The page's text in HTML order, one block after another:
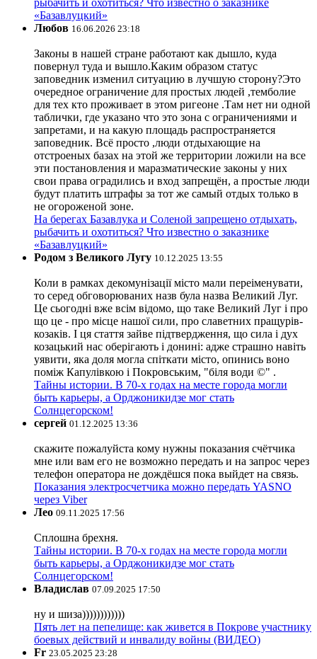
«Базавлуцкий»
Любов 16.06.2026 23:18
Законы в нашей стране работают как дышло, куда
повернул туда и вышло.Каким образом статус
заповедник изменил ситуацию в лучшую сторону?Это
очередное ограничение для простых людей ,темболие
для тех кто проживает в этом ригеоне .Там нет ни одной
таблички, где указано что это зона с ограничениями и
запретами, и на какую площадь распространяется
заповедник. Всё просто ,люди отдыхающие на
отстроеных базах на этой же территории ложили на все
эти постановления и маразматические законы у них
свои права оградились и вход запрещён, а простые люди
будут платить штрафы за тот же самый отдых только в
не огороженой зоне.
На берегах Базавлука и Соленой запрещено отдыхать,
рыбачить и охотиться? Что известно о заказнике
«Базавлуцкий»
Родом з Великого Лугу 10.12.2025 13:55
Коли в рамках декомунізації місто мали переіменувати,
то серед обговорюваних назв була назва Великий Луг.
Це сьогодні вже всім відомо, що таке Великий Луг і про
що це - про місце нашої сили, про славетних пращурів-
козаків. І ця стаття зайве підтвердження, що сила і дух
козацький нас оберігають і донині: адже страшно навіть
уявити, яка доля могла спіткати місто, опинись воно
поміж Капулівкою і Покровським, "біля води ©" .
Тайны истории. В 70-х годах на месте города могли
быть карьеры, а Орджоникидзе мог стать
Солнцегорском!
сергей 01.12.2025 13:36
скажите пожалуйста кому нужны показания счётчика
мне или вам его не возможно передать и на запрос через
телефон оператора не дождёшся пока выйдет на связь.
Показания электросчетчика можно передать YASNO
через Viber
Лео 09.11.2025 17:56
Сплошна брехня.
Тайны истории. В 70-х годах на месте города могли
быть карьеры, а Орджоникидзе мог стать
Солнцегорском!
Владислав 07.09.2025 17:50
ну и шиза))))))))))))
Пять лет на пепелище: как живется в Покрове участнику
боевых действий и инвалиду войны (ВИДЕО)
Fr 23.05.2025 23:28